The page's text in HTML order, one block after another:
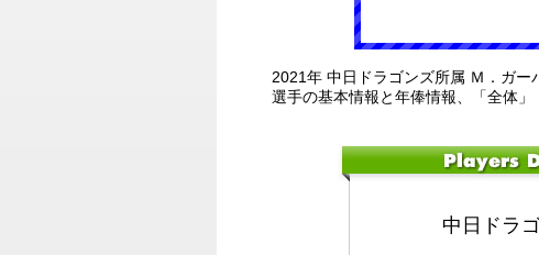
2021年 中日ドラゴンズ所属 Ｍ．ガー
選手の基本情報と年俸情報、「全体
中日ドラ